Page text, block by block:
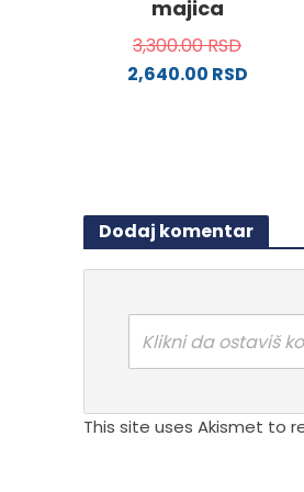
majica
3,300.00RSD
2,640.00 RSD
Opcije
izabrane
na
stranici
Dodaj komentar
Klikni da ostaviš
This site uses Akismet to